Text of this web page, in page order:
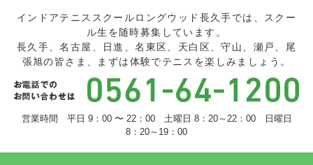
インドアテニススクールロングウッド長久手では、スクー
ル生を随時募集しています。
長久手、名古屋、日進、名東区、天白区、守山、瀬戸、尾
張旭の皆さま、まずは体験でテニスを楽しみましょう。
営業時間 平日 9：00 〜 22：00 土曜日 8：20～22：00 日曜日
8：20～19：00